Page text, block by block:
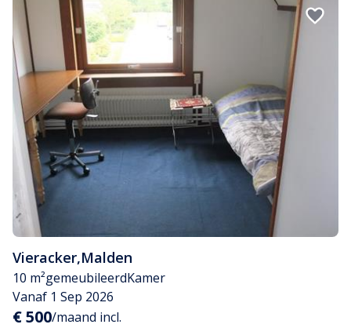
Vieracker,Malden
10 m²gemeubileerdKamer
Vanaf 1 Sep 2026
€ 500/maand incl.